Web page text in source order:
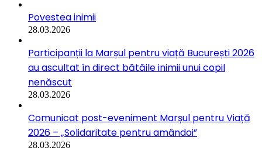
Povestea inimii
28.03.2026
Participanții la Marșul pentru viață București 2026
au ascultat în direct bătăile inimii unui copil
nenăscut
28.03.2026
Comunicat post-eveniment Marșul pentru Viață
2026 – „Solidaritate pentru amândoi”
28.03.2026